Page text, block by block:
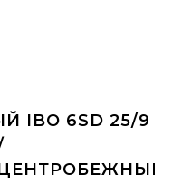
IBO 6SD 25/9